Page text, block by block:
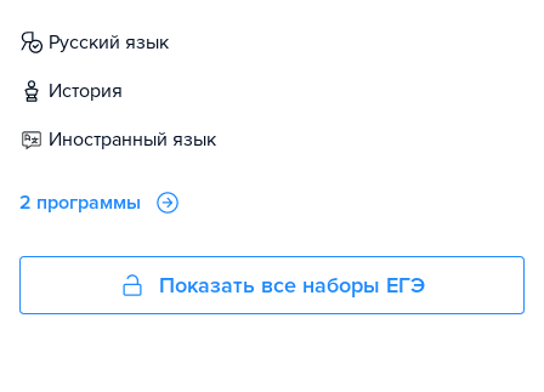
русский язык
история
иностранный язык
2 программы
Показать все наборы ЕГЭ